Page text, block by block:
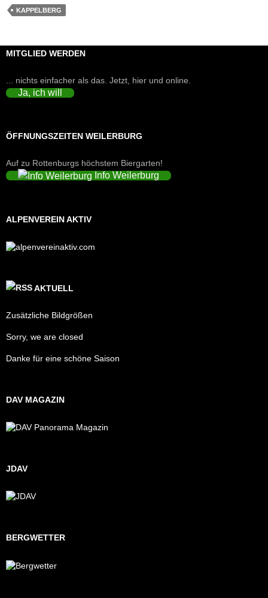
KAPPELBERG
MITGLIED WERDEN
... nichts einfacher als das. Jetzt, hier und online.
Ja, ich will
ÖFFNUNGSZEITEN WEILERBURG
Auf zu Rottenburgs höchstem Biergarten!
Info Weilerburg
ALPENVEREIN AKTIV
AKTUELL
Zusätzliche Bildgrößen
Sorry, we are closed
Danke für eine schöne Saison
DAV MAGAZIN
JDAV
BERGWETTER